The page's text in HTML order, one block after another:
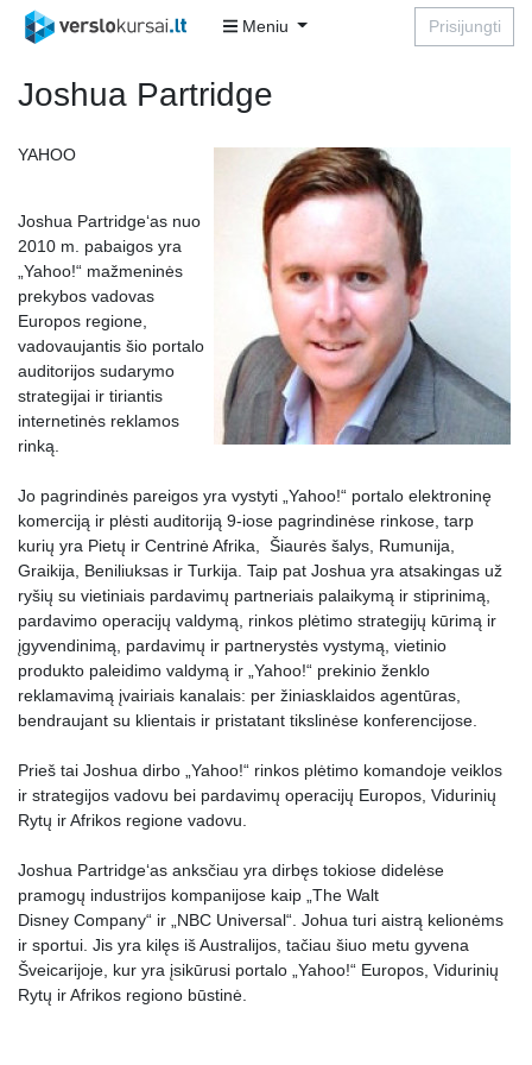
Meniu Prisijungti
Joshua Partridge
YAHOO
Joshua Partridge‘as nuo
2010 m. pabaigos yra
„Yahoo!“ mažmeninės
prekybos vadovas
Europos regione,
vadovaujantis šio portalo
auditorijos sudarymo
strategijai ir tiriantis
internetinės reklamos
rinką.
Jo pagrindinės pareigos yra vystyti „Yahoo!“ portalo elektroninę
komerciją ir plėsti auditoriją 9-iose pagrindinėse rinkose, tarp
kurių yra Pietų ir Centrinė Afrika, Šiaurės šalys, Rumunija,
Graikija, Beniliuksas ir Turkija. Taip pat Joshua yra atsakingas už
ryšių su vietiniais pardavimų partneriais palaikymą ir stiprinimą,
pardavimo operacijų valdymą, rinkos plėtimo strategijų kūrimą ir
įgyvendinimą, pardavimų ir partnerystės vystymą, vietinio
produkto paleidimo valdymą ir „Yahoo!“ prekinio ženklo
reklamavimą įvairiais kanalais: per žiniasklaidos agentūras,
bendraujant su klientais ir pristatant tikslinėse konferencijose.
Prieš tai Joshua dirbo „Yahoo!“ rinkos plėtimo komandoje veiklos
ir strategijos vadovu bei pardavimų operacijų Europos, Vidurinių
Rytų ir Afrikos regione vadovu.
Joshua Partridge‘as anksčiau yra dirbęs tokiose didelėse
pramogų industrijos kompanijose kaip „The Walt
Disney Company“ ir „NBC Universal“. Johua turi aistrą kelionėms
ir sportui. Jis yra kilęs iš Australijos, tačiau šiuo metu gyvena
Šveicarijoje, kur yra įsikūrusi portalo „Yahoo!“ Europos, Vidurinių
Rytų ir Afrikos regiono būstinė.